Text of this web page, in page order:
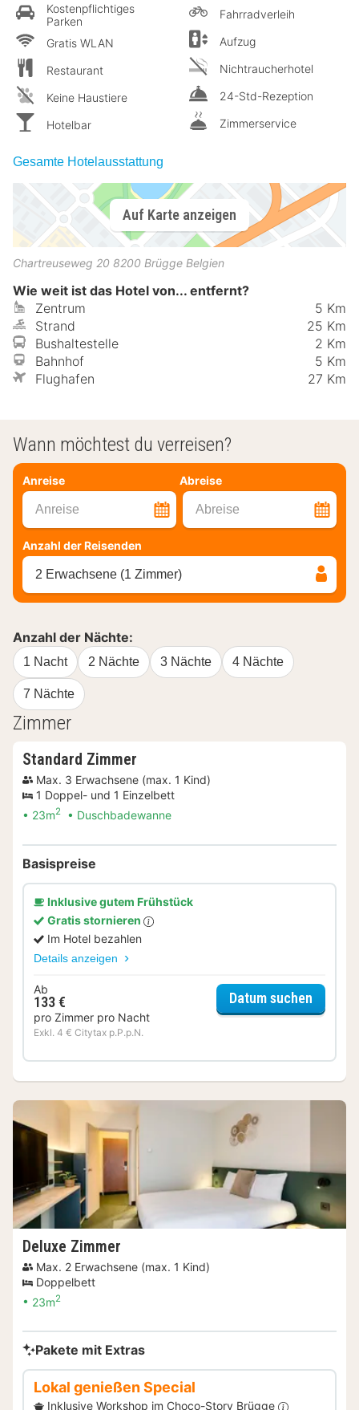
Kostenpflichtiges
Parken
Gratis WLAN
Restaurant
Keine Haustiere
Hotelbar
Fahrradverleih
Aufzug
Nichtraucherhotel
24-Std-Rezeption
Zimmerservice
Gesamte Hotelausstattung
Auf Karte anzeigen
Chartreuseweg 20 8200 Brügge Belgien
Wie weit ist das Hotel von... entfernt?
Zentrum
5 Km
Strand
25 Km
Bushaltestelle
2 Km
Bahnhof
5 Km
Flughafen
27 Km
Wann möchtest du verreisen?
Anreise Abreise
Anreise Abreise
Anzahl der Reisenden
2 Erwachsene (1 Zimmer)
Anzahl der Nächte:
1 Nacht 2 Nächte 3 Nächte 4 Nächte
7 Nächte
Zimmer
Standard Zimmer
Max. 3 Erwachsene (max. 1 Kind)
1 Doppel- und 1 Einzelbett
23m2 Duschbadewanne
Basispreise
Inklusive gutem Frühstück
Gratis stornieren
Im Hotel bezahlen
Details anzeigen
Ab
133 €
pro Zimmer pro Nacht
Exkl. 4 € Citytax p.P.p.N.
Datum suchen
Deluxe Zimmer
Max. 2 Erwachsene (max. 1 Kind)
Doppelbett
23m2
Pakete mit Extras
Lokal genießen Special
Inklusive Workshop im Choco-Story Brügge